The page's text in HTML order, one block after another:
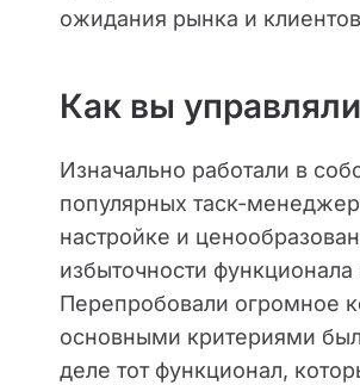
ожидания рынка и
Как вы
Изначально работали в
популярных таск-
настройке и
избыточности
Перепробовали огромное
основными критериями
деле тот функционал,